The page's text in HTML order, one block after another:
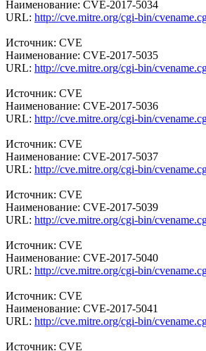
Наименование: CVE-2017-5034
URL: http://cve.mitre.org/cgi-bin/
Источник: CVE
Наименование: CVE-2017-5035
URL: http://cve.mitre.org/cgi-bin/
Источник: CVE
Наименование: CVE-2017-5036
URL: http://cve.mitre.org/cgi-bin/
Источник: CVE
Наименование: CVE-2017-5037
URL: http://cve.mitre.org/cgi-bin/
Источник: CVE
Наименование: CVE-2017-5039
URL: http://cve.mitre.org/cgi-bin/
Источник: CVE
Наименование: CVE-2017-5040
URL: http://cve.mitre.org/cgi-bin/
Источник: CVE
Наименование: CVE-2017-5041
URL: http://cve.mitre.org/cgi-bin/
Источник: CVE